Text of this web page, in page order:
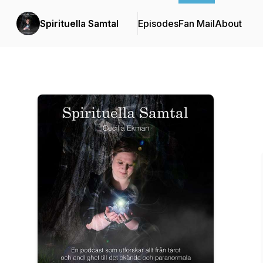
Spirituella Samtal EpisodesFan MailAbout